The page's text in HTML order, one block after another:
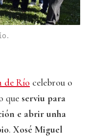
de Río celebrou o
que serviu para
e abrir unha
. Xosé Miguel